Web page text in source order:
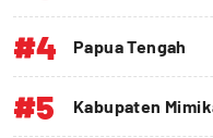
#4 Papua Tengah
#5 Kabupaten